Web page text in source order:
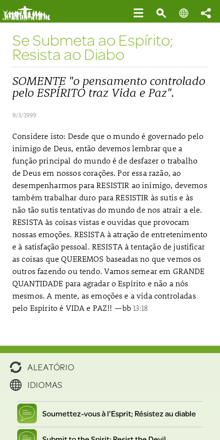
Se Submeta ao Espírito;
Resista ao Diabo
SOMENTE "o pensamento controlado
pelo ESPÍRITO traz Vida e Paz".
9/3/1999
Considere isto: Desde que o mundo é governado pelo
inimigo de Deus, então devemos lembrar que a
função principal do mundo é de desfazer o trabalho
de Deus em nossos corações. Por essa razão, ao
desempenharmos para RESISTIR ao inimigo, devemos
também trabalhar duro para RESISTIR às sutis e às
não tão sutis tentativas do mundo de nos atrair a ele.
RESISTA às coisas vistas e ouvidas que provocam
nossas emoções. RESISTA à atração de entretenimento
e à satisfação pessoal. RESISTA à tentação de justificar
as coisas que QUEREMOS baseadas no que vemos os
outros fazendo ou tendo. Vamos semear em GRANDE
QUANTIDADE para agradar o Espírito e não a nós
mesmos. A mente, as emoções e a vida controladas
pelo Espírito é VIDA e PAZ!! —bb13:18
ALEATÓRIO
IDIOMAS
Soumettez-vous à l'Esprit; Résistez au diable